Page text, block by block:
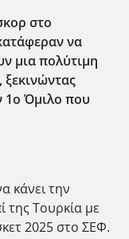
στο
να
μια πολ΄υτιμη
ξεκινώντας
1ο Όμιλο που
κάνει την
της Τουρκία με
2025 στο ΣΕΦ.